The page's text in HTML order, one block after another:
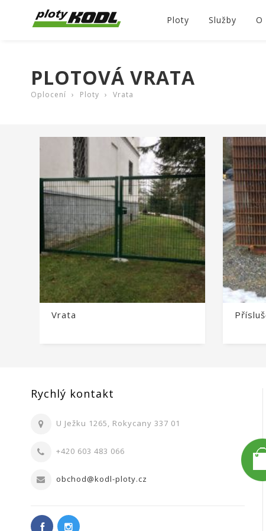
Ploty Služby O
PLOTOVÁ VRATA
Oplocení › Ploty › Vrata
Vrata
Rychlý kontakt
U Ježku 1265, Rokycany 337 01
+420 603 483 066
obchod@kodl-ploty.cz